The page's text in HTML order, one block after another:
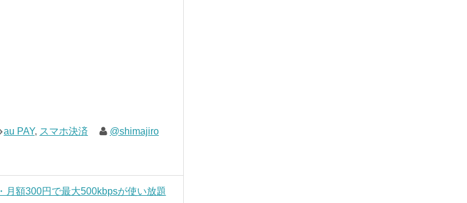
au PAY, スマホ決済 @shimajiro
月額300円で最大500kbpsが使い放題